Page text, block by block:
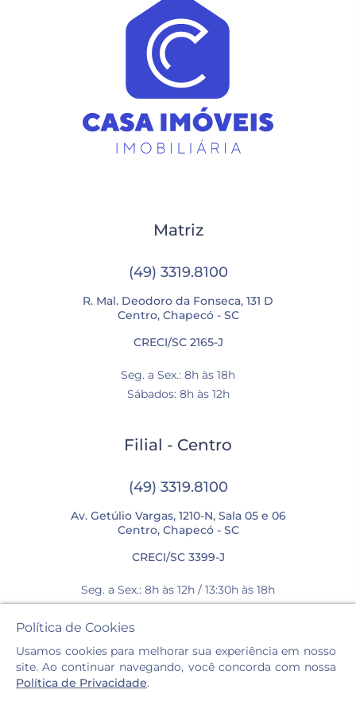
Matriz
(49) 3319.8100
R. Mal. Deodoro da Fonseca, 131 D
Centro, Chapecó - SC
CRECI/SC 2165-J
Seg. a Sex.: 8h às 18h
Sábados: 8h às 12h
Filial - Centro
(49) 3319.8100
Av. Getúlio Vargas, 1210-N, Sala 05 e 06
Centro, Chapecó - SC
CRECI/SC 3399-J
Seg. a Sex.: 8h às 12h / 13:30h às 18h
Sábados: 8h às 12h
Política de Cookies
Usamos cookies para melhorar sua experiência em nosso
site. Ao continuar navegando, você concorda com nossa
Política de Privacidade.